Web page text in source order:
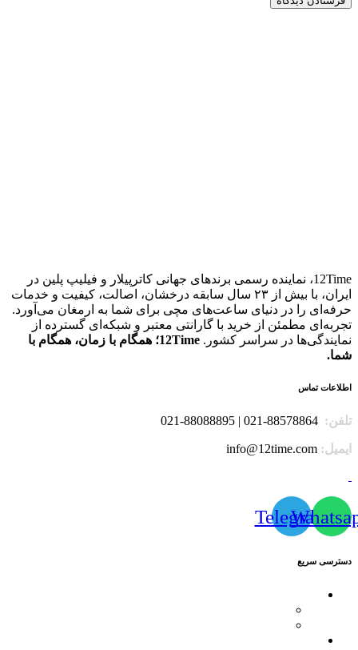
12Time، نماینده رسمی برندهای جهانی کاترپیلار و فیلیپ پلین در
ایران، با بیش از ۲۳ سال سابقه درخشان، اصالت، کیفیت و خدمات
حرفه‌ای را در دنیای ساعت‌های مچی برای شما به ارمغان می‌آورد.
تجربه‌ای مطمئن از خرید با گارانتی معتبر و شبکه‌ای گسترده از
نمایندگی‌ها در سراسر کشور.
12Time؛ همگام با زمان، همگام با
شما.
اطلاعات تماس
تلفن:
ایمیل: info@12time.com
Telegram
دسترسی سریع